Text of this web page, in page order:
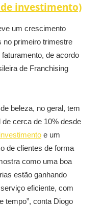
investimento)
um crescimento
no primeiro trimestre
de acordo
de Franchising
beleza, no geral, tem
cerca de 10% desde
e um
de clientes de forma
como uma boa
estão ganhando
eficiente, com
tempo”, conta Diogo